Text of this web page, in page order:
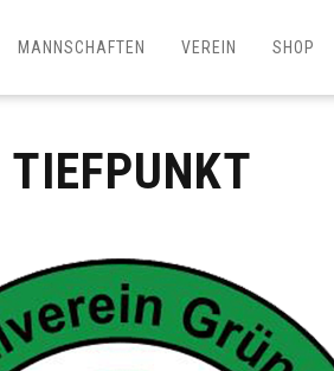
MANNSCHAFTEN VEREIN SHOP